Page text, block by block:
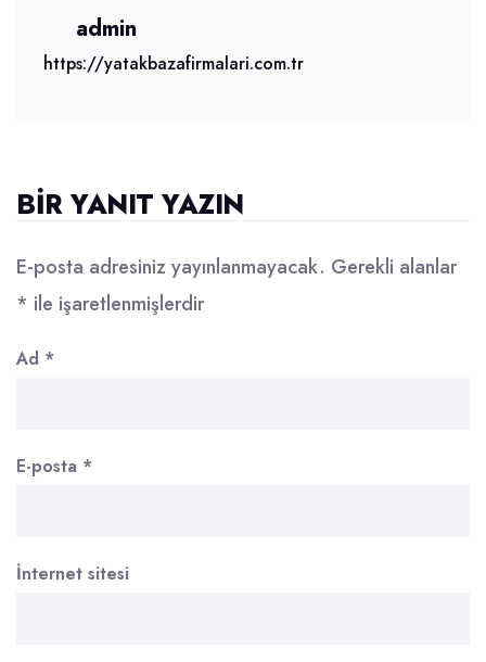
admin
https://yatakbazafirmalari.com.tr
BIR YANIT YAZIN
E-posta adresiniz yayınlanmayacak. Gerekli alanlar
* ile işaretlenmişlerdir
Ad *
E-posta *
İnternet sitesi